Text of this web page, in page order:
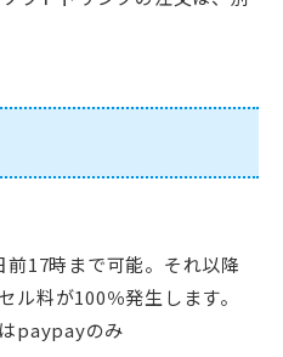
17時まで可能。それ以降
ル料が100％発生します。
paypayのみ